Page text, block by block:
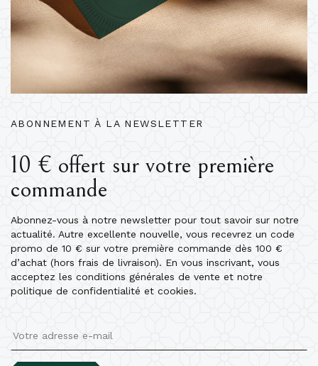
ABONNEMENT À LA NEWSLETTER
10 € offert sur votre première
commande
Abonnez-vous à notre newsletter pour tout savoir sur notre
actualité. Autre excellente nouvelle, vous recevrez un code
promo de 10 € sur votre première commande dès 100 €
d’achat (hors frais de livraison). En vous inscrivant, vous
acceptez les conditions générales de vente et notre
politique de confidentialité et cookies.